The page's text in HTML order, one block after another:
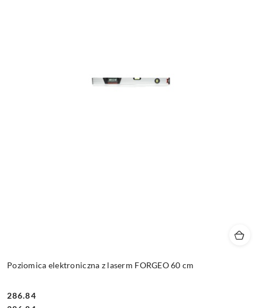
Poziomica elektroniczna z laserm FORGEO 60 cm
286.84